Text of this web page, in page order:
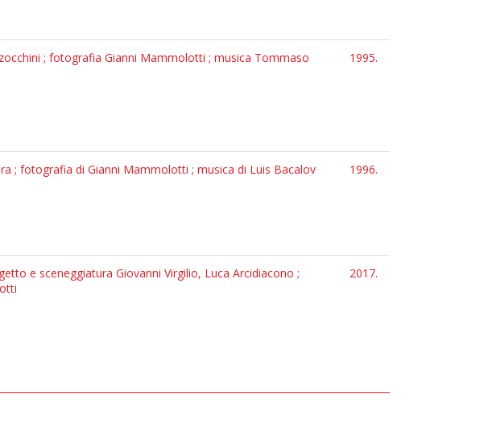
; fotografia Gianni Mammolotti ; musica Tommaso
1995.
; fotografia di Gianni Mammolotti ; musica di Luis Bacalov
1996.
e sceneggiatura Giovanni Virgilio, Luca Arcidiacono ;
2017.